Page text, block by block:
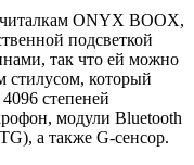
ONYX BOOX,
подсветкой
так что ей можно
стилусом, который
степеней
модули Bluetooth
а также G-сенсор.